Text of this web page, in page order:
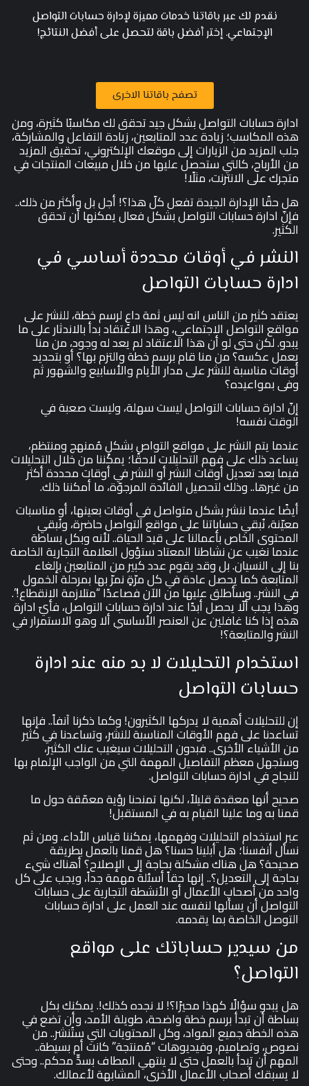
نقدم لك عبر باقاتنا خدمات مميزة لإدارة حسابات التواصل
الإجتماعي. إختر أفضل باقة لتحصل على أفضل النتائج!
تصفح باقاتنا الاخرى
ادارة حسابات التواصل بشكل جيد تحقق لك مكاسبًا كثيرة، ومن
هذه المكاسب؛ زيادة عدد المتابعين، زيادة التفاعل والمشاركة،
جلب المزيد من الزيارات إلى موقعك الإلكتروني، تحقيق المزيد
من الأرباح، كالتي ستحصل عليها من خلال مبيعات المنتجات في
متجرك على الانترنت، مثلًا!
هل حقًا الإدارة الجيدة تفعل كلّ هذا؟! أجل بل وأكثر من ذلك..
فإنّ ادارة حسابات التواصل بشكل فعال يمكنها أن تحقق
الكثير.
النشر في أوقات محددة أساسي في
ادارة حسابات التواصل
يعتقد كثير من الناس انه ليس ثمة داعٍ لرسم خطة، للنشر على
مواقع التواصل الاجتماعي، وهذا الاعتقاد بدأ بالاندثار على ما
يبدو. لكن حتى لو أن هذا الاعتقاد لم يعد له وجود، من منا
يعمل عكسه؟ من منا قام برسم خطة والتزم بها؟ أو بتحديد
أوقات مناسبة للنشر على مدار الأيام والأسابيع والشهور ثم
وفى بمواعيده؟
إنّ ادارة حسابات التواصل ليست سهلة، وليست صعبة في
الوقت نفسه!
عندما يتم النشر على مواقع التواص بشكلٍ مُمنهج ومنتظم،
يساعد ذلك على فهم التحليلات لاحقًا؛ يمكننا من خلال التحليلات
فيما بعد تعديل أوقات النشر أو النشر في أوقات محددة أكثر
من غيرها.. وذلك لتحصيل الفائدة المرجوّة، ما أمكننا ذلك.
أيضًا عندما ننشر بشكل متواصل في أوقات بعينها، أو مناسبات
معيّنة، نُبقي حساباتنا على مواقع التواصل حاضرة، ونُبقي
المحتوى الخاص بأعمالنا على قيد الحياة.. لأنه وبكل بساطة
عندما نغيب عن نشاطنا المعتاد ستؤول العلامة التجارية الخاصة
بنا إلى النسيان. بل وقد يقوم عدد كبير من المتابعين بإلغاء
المتابعة كما يحصل عادة في كل مرّةٍ نمرّ بها بمرحلة الخمول
في النشر.. وسأطلق عليها من الآن فصاعدًا “متلازمة الانقطاع!”.
وهذا يجب ألّا يحصل أبدًا عند ادارة حسابات التواصل، فأيّ ادارة
هذه إذا كنا غافلين عن العنصر الأساسي ألا وهو الاستمرار في
النشر والمتابعة؟!
استخدام التحليلات لا بد منه عند ادارة
حسابات التواصل
إن للتحليلات أهمية لا يدركها الكثيرون! وكما ذكرنا آنفاً.. فإنها
تساعدنا على فهم الأوقات المناسبة للنشر، وتساعدنا في كثير
من الأشياء الأخرى.. فبدون التحليلات سيغيب عنك الكثير،
وستجهل معظم التفاصيل المهمة التي من الواجب الإلمام بها
للنجاح في ادارة حسابات التواصل.
صحيح أنها معقدة قليلاً، لكنها تمنحنا رؤية معمّقة حول ما
قمنا به وما علينا القيام به في المستقبل!
عبر استخدام التحليلات وفهمها، يمكننا قياس الأداء. ومن ثم
نسأل أنفسنا؛ هل أبلينا حسنا؟ هل قمنا بالعمل بطريقة
صحيحة؟ هل هناك مشكلة بحاجة إلى الإصلاح؟ أهناك شيء
بحاجة إلى التعديل؟.. إنها حقاً أسئلة مهمة جداً، ويجب على كل
واحد من أصحاب الأعمال أو الأنشطة التجارية على حسابات
التواصل أن يسألها لنفسه عند العمل على ادارة حسابات
التوصل الخاصة بما يقدمه.
من سيدير حساباتك على مواقع
التواصل؟
هل يبدو سؤالًا كهذا محيرًا؟! لا نجده كذلك!. يمكنك بكل
بساطة أن تبدأ برسم خطة واضحة، طويلة الأمد، وأن تضع في
هذه الخطة جميع المواد، وكل المحتويات التي ستُنشر.. من
نصوص، وتصاميم، وفيديوهات “مُمنتجة” كانت أم بسيطة..
المهم أن تبدأ بالعمل حتى لا ينتهي المطاف بسدٍّ محكم.. وحتى
لا يسبقك أصحاب الأعمال الأخرى، المشابهة لأعمالك.